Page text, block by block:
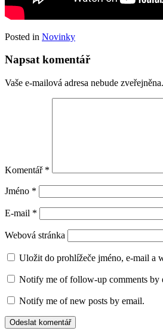
Posted in Novinky
Napsat komentář
Vaše e-mailová adresa nebude zveřejněna.
Komentář *
Jméno *
E-mail *
Webová stránka
Uložit do prohlížeče jméno, e-mail a
Notify me of follow-up comments by
Notify me of new posts by email.